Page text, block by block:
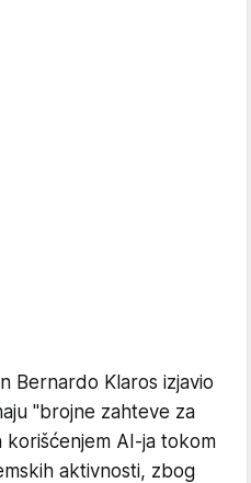
Bernardo Klaros izjavio
"brojne zahteve za
AI-ja tokom
aktivnosti, zbog